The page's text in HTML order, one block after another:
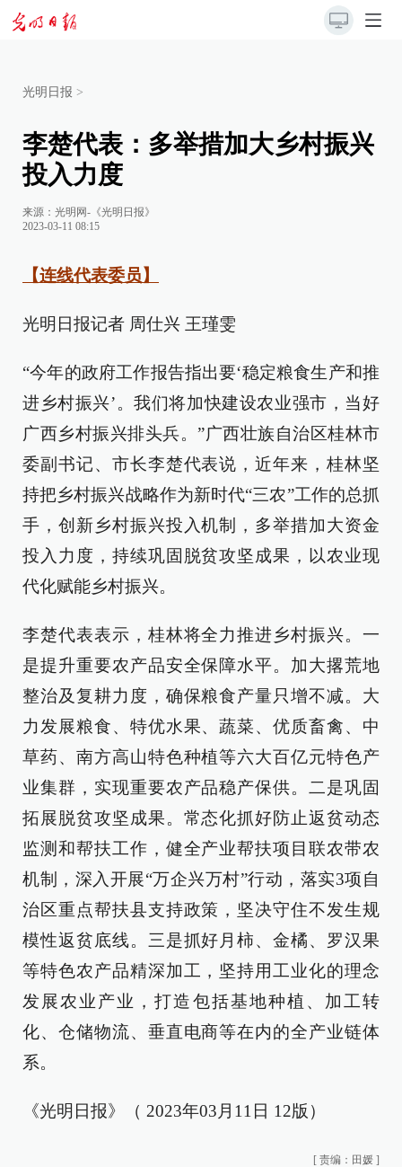
光明日报 >
李楚代表：多举措加大乡村振兴
投入力度
来源： 光明网-《光明日报》
2023-03-11 08:15
【连线代表委员】
光明日报记者 周仕兴 王瑾雯
“今年的政府工作报告指出要‘稳定粮食生产和推
进乡村振兴’。我们将加快建设农业强市，当好
广西乡村振兴排头兵。”广西壮族自治区桂林市
委副书记、市长李楚代表说，近年来，桂林坚
持把乡村振兴战略作为新时代“三农”工作的总抓
手，创新乡村振兴投入机制，多举措加大资金
投入力度，持续巩固脱贫攻坚成果，以农业现
代化赋能乡村振兴。
李楚代表表示，桂林将全力推进乡村振兴。一
是提升重要农产品安全保障水平。加大撂荒地
整治及复耕力度，确保粮食产量只增不减。大
力发展粮食、特优水果、蔬菜、优质畜禽、中
草药、南方高山特色种植等六大百亿元特色产
业集群，实现重要农产品稳产保供。二是巩固
拓展脱贫攻坚成果。常态化抓好防止返贫动态
监测和帮扶工作，健全产业帮扶项目联农带农
机制，深入开展“万企兴万村”行动，落实3项自
治区重点帮扶县支持政策，坚决守住不发生规
模性返贫底线。三是抓好月柿、金橘、罗汉果
等特色农产品精深加工，坚持用工业化的理念
发展农业产业，打造包括基地种植、加工转
化、仓储物流、垂直电商等在内的全产业链体
系。
《光明日报》（ 2023年03月11日 12版）
[ 责编：田媛 ]